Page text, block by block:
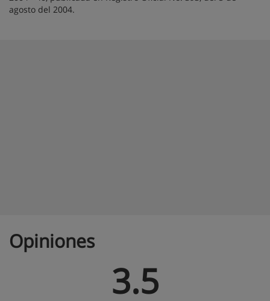
agosto del 2004.
Opiniones
3.5